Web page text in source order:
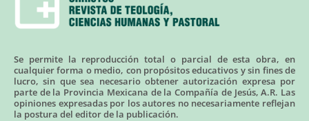
Se permite la reproducción total o parcial de esta obra, en
cualquier forma o medio, con propósitos educativos y sin fines de
lucro, sin que sea necesario obtener autorización expresa por
parte de la Provincia Mexicana de la Compañía de Jesús, A.R. Las
opiniones expresadas por los autores no necesariamente reflejan
la postura del editor de la publicación.